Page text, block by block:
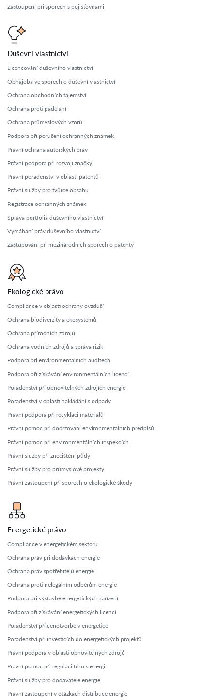
Zastoupení při sporech s pojišťovnami
Duševní vlastnictví
Licencování duševního vlastnictví
Obhajoba ve sporech o duševní vlastnictví
Ochrana obchodních tajemství
Ochrana proti padělání
Ochrana průmyslových vzorů
Podpora při porušení ochranných známek
Právní ochrana autorských práv
Právní podpora při rozvoji značky
Právní poradenství v oblasti patentů
Právní služby pro tvůrce obsahu
Registrace ochranných známek
Správa portfolia duševního vlastnictví
Vymáhání práv duševního vlastnictví
Zastupování při mezinárodních sporech o patenty
Ekologické právo
Compliance v oblasti ochrany ovzduší
Ochrana biodiverzity a ekosystémů
Ochrana přírodních zdrojů
Ochrana vodních zdrojů a správa rizik
Podpora při environmentálních auditech
Podpora při získávání environmentálních licencí
Poradenství při obnovitelných zdrojích energie
Poradenství v oblasti nakládání s odpady
Právní podpora při recyklaci materiálů
Právní pomoc při dodržování environmentálních předpisů
Právní pomoc při environmentálních inspekcích
Právní služby při znečištění půdy
Právní služby pro průmyslové projekty
Právní zastoupení při sporech o ekologické škody
Energetické právo
Compliance v energetickém sektoru
Ochrana práv při dodávkách energie
Ochrana práv spotřebitelů energie
Ochrana proti nelegálním odběrům energie
Podpora při výstavbě energetických zařízení
Podpora při získávání energetických licencí
Poradenství při cenotvorbě v energetice
Poradenství při investicích do energetických projektů
Právní podpora v oblasti obnovitelných zdrojů
Právní pomoc při regulaci trhu s energií
Právní služby pro dodavatele energie
Právní zastoupení v otázkách distribuce energie